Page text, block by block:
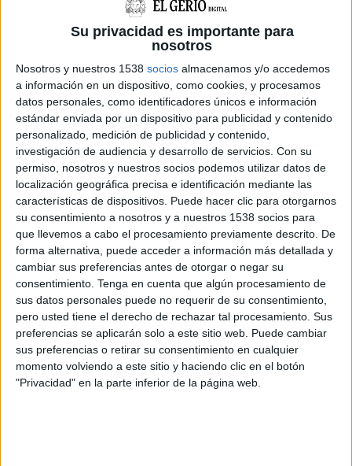
Su privacidad es importante para
nosotros
Nosotros y nuestros 1538 socios almacenamos y/o accedemos
a información en un dispositivo, como cookies, y procesamos
datos personales, como identificadores únicos e información
estándar enviada por un dispositivo para publicidad y contenido
personalizado, medición de publicidad y contenido,
investigación de audiencia y desarrollo de servicios. Con su
permiso, nosotros y nuestros socios podemos utilizar datos de
localización geográfica precisa e identificación mediante las
características de dispositivos. Puede hacer clic para otorgarnos
su consentimiento a nosotros y a nuestros 1538 socios para
que llevemos a cabo el procesamiento previamente descrito. De
forma alternativa, puede acceder a información más detallada y
cambiar sus preferencias antes de otorgar o negar su
consentimiento. Tenga en cuenta que algún procesamiento de
sus datos personales puede no requerir de su consentimiento,
pero usted tiene el derecho de rechazar tal procesamiento. Sus
preferencias se aplicarán solo a este sitio web. Puede cambiar
sus preferencias o retirar su consentimiento en cualquier
momento volviendo a este sitio y haciendo clic en el botón
"Privacidad" en la parte inferior de la página web.
Tot plegat ha obligat a tallardurant més de nou
hores la xarxai ha generat problemes als veïns,
comerciants i sobretot als hostalers del poble,
molts dels quals han optat per no obrir. El
restabliment del servei d'aigua, però, serà
progressiu, per tal d'evitar que l'aire acumulat a
la xarxa arran del tall pugui provocar altres
fuites en un altre lloc.
A més, també s'ha restablert el gas, que havia
quedat afectat, quan els tècnics intentaven
reparar la canonada de l'aigua.
ImprimirEnvia
a
un
amic
PDF
ETIQUETES
aigua aigua potable avaria la Bisbal subministrament